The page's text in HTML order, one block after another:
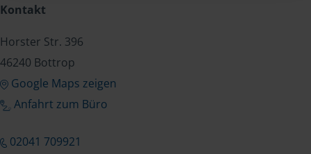
Kontakt
Horster Str. 396
46240 Bottrop
Google Maps zeigen
Anfahrt zum Büro
02041 709921